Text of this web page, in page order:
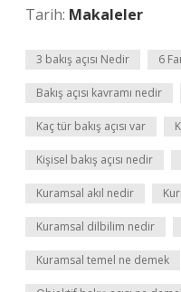
Tarih: Makaleler
3 bakış açısı Nedir 6
Bakış açısı kavramı nedir
Kaç tür bakış açısı var
Kişisel bakış açısı nedir
Kuramsal akıl nedir
Kuramsal dilbilim nedir
Kuramsal temel ne demek